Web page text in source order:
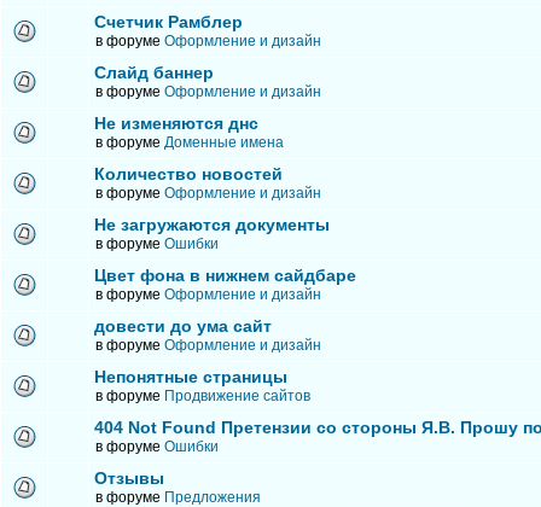
Счетчик Рамблер
в форуме Оформление и дизайн
Слайд баннер
в форуме Оформление и дизайн
Не изменяются днс
в форуме Доменные имена
Количество новостей
в форуме Оформление и дизайн
Не загружаются документы
в форуме Ошибки
Цвет фона в нижнем сайдбаре
в форуме Оформление и дизайн
довести до ума сайт
в форуме Оформление и дизайн
Непонятные страницы
в форуме Продвижение сайтов
404 Not Found Претензии со стороны Я.В. Прошу
в форуме Ошибки
Отзывы
в форуме Предложения